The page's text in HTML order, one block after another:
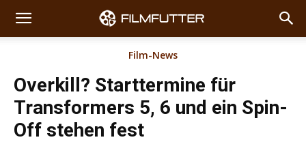
Film-News
Overkill? Starttermine für
Transformers 5, 6 und ein Spin-
Off stehen fest